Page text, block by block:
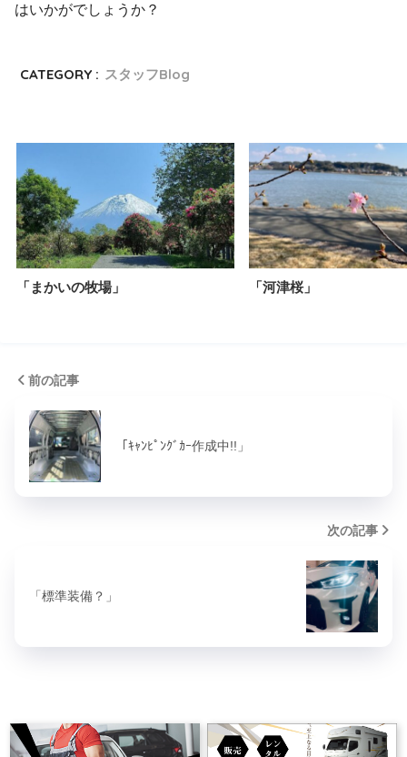
はいかがでしょうか？
CATEGORY : スタッフBlog
「まかいの牧場」 「河津桜」
前の記事
「ｷｬﾝﾋﾟﾝｸﾞｶｰ作成中!!」
次の記事
「標準装備？」